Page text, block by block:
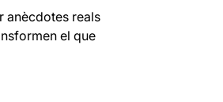
anècdotes reals
el que